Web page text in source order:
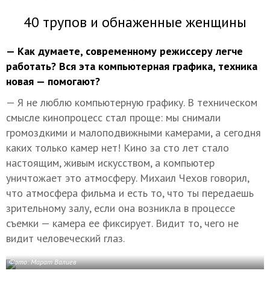
40 трупов и обнаженные женщины
— Как думаете, современному режиссеру легче
работать? Вся эта компьютерная графика, техника
новая — помогают?
— Я не люблю компьютерную графику. В техническом
смысле кинопроцесс стал проще: мы снимали
громоздкими и малоподвижными камерами, а сегодня
каких только камер нет! Кино за сто лет стало
настоящим, живым искусством, а компьютер
уничтожает это атмосферу. Михаил Чехов говорил,
что атмосфера фильма и есть то, что ты передаешь
зрительному залу, если она возникла в процессе
съемки — камера ее фиксирует. Видит то, чего не
видит человеческий глаз.
Фото: Марат Валиев